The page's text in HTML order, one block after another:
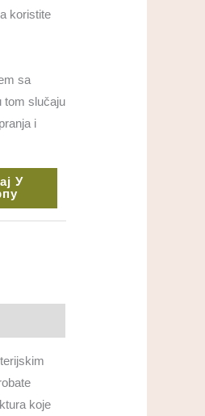
koristite
sa
tom slučaju
i
У
koje